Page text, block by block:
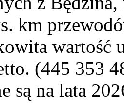
km
(445 353
są na lata